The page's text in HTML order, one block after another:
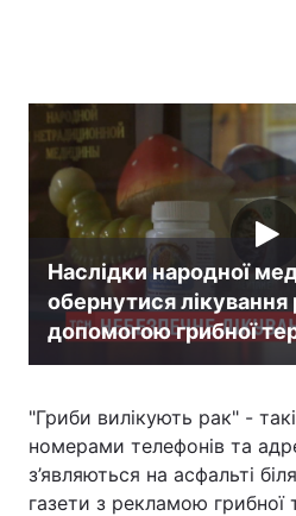
Головна
Україна
Економіка
Спорт
Техно і зв'язок
Здоров'я
Цікавинки
Наслідки народної
обернутися лікування
допомогою грибної
"Гриби вилікують рак" -
номерами телефонів та
з’являються на асфальті
газети з рекламою грибної